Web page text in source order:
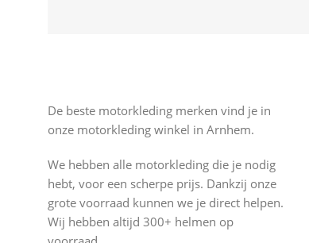
De beste motorkleding merken vind je in
onze motorkleding winkel in Arnhem.
We hebben alle motorkleding die je nodig
hebt, voor een scherpe prijs. Dankzij onze
grote voorraad kunnen we je direct helpen.
Wij hebben altijd 300+ helmen op